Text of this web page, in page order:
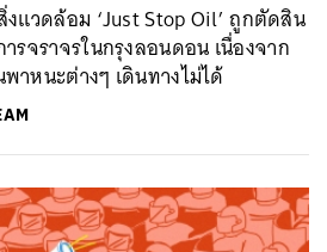
แวดล้อม ‘Just Stop Oil’ ถูกตัดสิน
รจราจรในกรุงลอนดอน เนื่องจาก
าหนะต่างๆ เดินทางไม่ได้